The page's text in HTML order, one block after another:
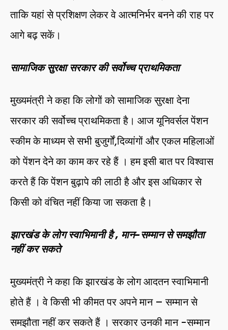
ताकि यहां से प्रशिक्षण लेकर वे आत्मनिर्भर बनने की राह पर
आगे बढ़ सकें।
सामाजिक सुरक्षा सरकार की सर्वोच्च प्राथमिकता
मुख्यमंत्री ने कहा कि लोगों को सामाजिक सुरक्षा देना
सरकार की सर्वोच्च प्राथमिकता है। आज यूनिवर्सल पेंशन
स्कीम के माध्यम से सभी बुजुर्गों,दिव्यांगों और एकल महिलाओं
को पेंशन देने का काम कर रहे हैं । हम इसी बात पर विश्वास
करते हैं कि पेंशन बुढ़ापे की लाठी है और इस अधिकार से
किसी को वंचित नहीं किया जा सकता है।
झारखंड के लोग स्वाभिमानी है , मान-सम्मान से समझौता
नहीं कर सकते
मुख्यमंत्री ने कहा कि झारखंड के लोग आदतन स्वाभिमानी
होते हैं । वे किसी भी कीमत पर अपने मान – सम्मान से
समझौता नहीं कर सकते हैं । सरकार उनकी मान -सम्मान